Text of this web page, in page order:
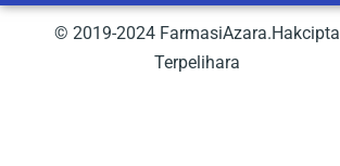
© 2019-2024 FarmasiAzara.Hakcipta
Terpelihara